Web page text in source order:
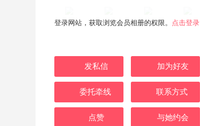
登录网站，获取浏览会员相册的权限。 点击登录
发私信 加为好友
委托牵线 联系方式
点赞 与她约会